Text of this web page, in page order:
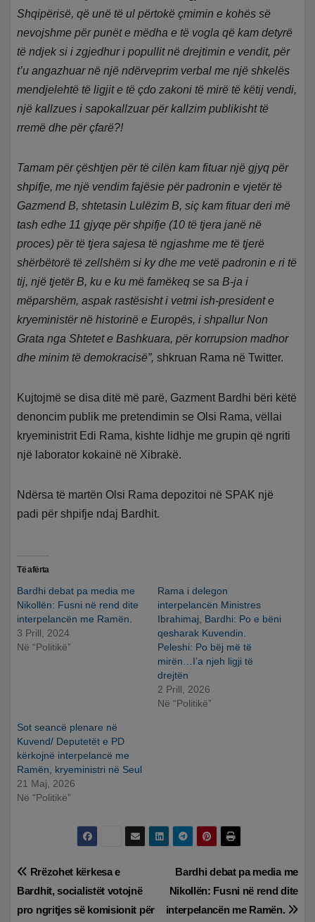
Shqipërisë, që unë të ul përtokë çmimin e kohës së
nevojshme për punët e mëdha e të vogla që kam detyrë
të ndjek si i zgjedhur i popullit në drejtimin e vendit, për
t’u angazhuar në një ndërveprim verbal me një shkelës
mendjelehtë të ligjit e të çdo zakoni të mirë të këtij vendi,
një kallzues i sapokallzuar për kallzim publikisht të
rremë dhe për çfarë?!
Tamam për çështjen për të cilën kam fituar një gjyq për
shpifje, me një vendim fajësie për padronin e vjetër të
Gazmend B, shtetasin Lulëzim B, siç kam fituar deri më
tash edhe 11 gjyqe për shpifje (10 të tjera janë në
proces) për të tjera sajesa të ngjashme me të tjerë
shërbëtorë të zellshëm si ky dhe me vetë padronin e ri të
tij, një tjetër B, ku e ku më famëkeq se sa B-ja i
mëparshëm, aspak rastësisht i vetmi ish-president e
kryeministër në historinë e Europës, i shpallur Non
Grata nga Shtetet e Bashkuara, për korrupsion madhor
dhe minim të demokracisë”, shkruan Rama në Twitter.
Kujtojmë se disa ditë më parë, Gazment Bardhi bëri këtë
denoncim publik me pretendimin se Olsi Rama, vëllai
kryeministrit Edi Rama, kishte lidhje me grupin që ngriti
një laborator kokainë në Xibrakë.
Ndërsa të martën Olsi Rama depozitoi në SPAK një
padi për shpifje ndaj Bardhit.
Të afërta
Bardhi debat pa media me
Nikollën: Fusni në rend dite
interpelancën me Ramën.
3 Prill, 2024
Në “Politikë”
Rama i delegon
interpelancën Ministres
Ibrahimaj, Bardhi: Po e bëni
qesharak Kuvendin.
Peleshi: Po bëj më të
mirën…I’a njeh ligji të
drejtën
2 Prill, 2026
Në “Politikë”
Sot seancë plenare në
Kuvend/ Deputetët e PD
kërkojnë interpelancë me
Ramën, kryeministri në Seul
21 Maj, 2026
Në “Politikë”
Lëvizje
te
Bardhi debat pa media me
Nikollën: Fusni në rend dite
interpelancën me Ramën.
Rrëzohet kërkesa e
Bardhit, socialistët votojnë
pro ngritjes së komisionit për